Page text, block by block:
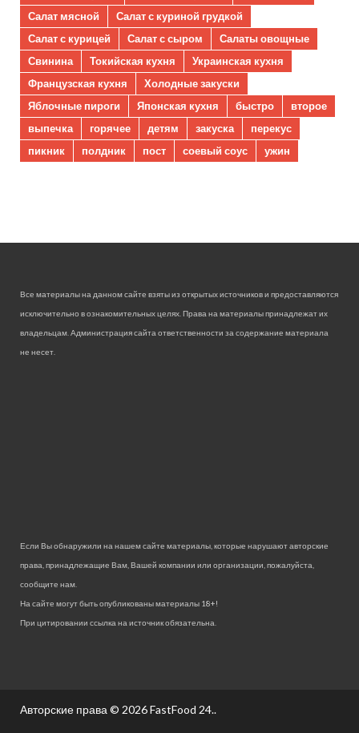
Салат мясной
Салат с куриной грудкой
Салат с курицей
Салат с сыром
Салаты овощные
Свинина
Токийская кухня
Украинская кухня
Французская кухня
Холодные закуски
Яблочные пироги
Японская кухня быстро
второе
выпечка
горячее детям закуска
перекус
пикник
полдник пост соевый соус ужин
Все материалы на данном сайте взяты из открытых источников и предоставляются
исключительно в ознакомительных целях. Права на материалы принадлежат их
владельцам. Администрация сайта ответственности за содержание материала
не несет.
Если Вы обнаружили на нашем сайте материалы, которые нарушают авторские
права, принадлежащие Вам, Вашей компании или организации, пожалуйста,
сообщите нам.
На сайте могут быть опубликованы материалы 18+!
При цитировании ссылка на источник обязательна.
Авторские права © 2026FastFood 24..